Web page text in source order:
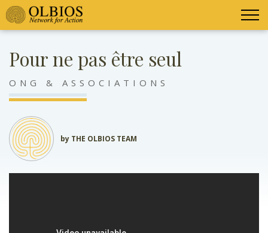
Pour ne pas être seul
ONG & ASSOCIATIONS
by THE OLBIOS TEAM